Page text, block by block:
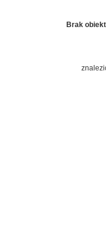
Brak